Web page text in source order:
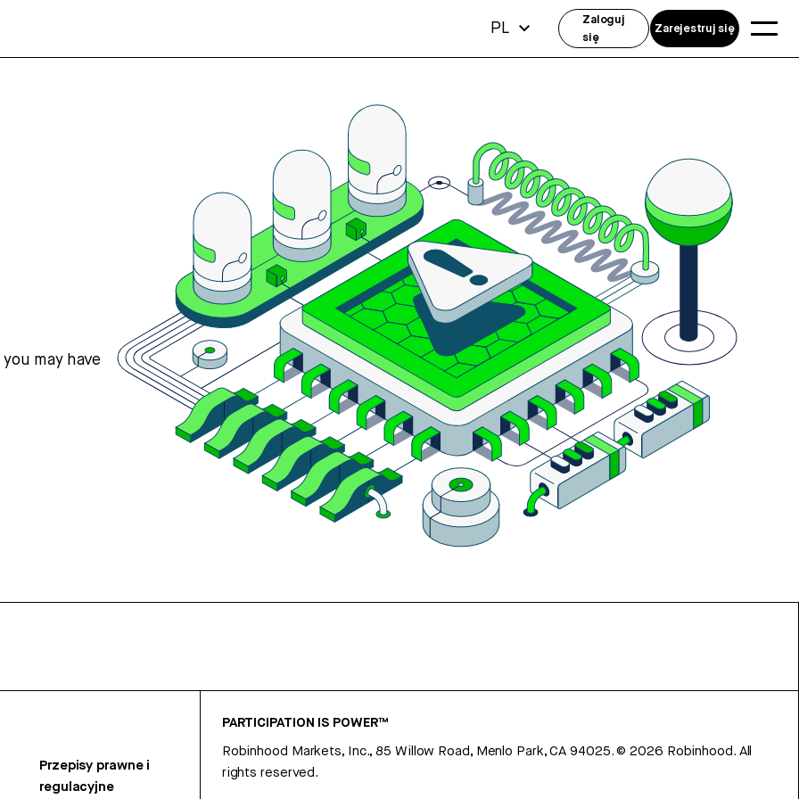
may have
Przepisy prawne i
regulacyjne
PARTICIPATION IS POWER™
Robinhood Markets, Inc., 85 Willow Road, Menlo Park, CA 94025.©2026 Robinhood. All
rights reserved.
PL
Zaloguj
się
Zarejestruj się